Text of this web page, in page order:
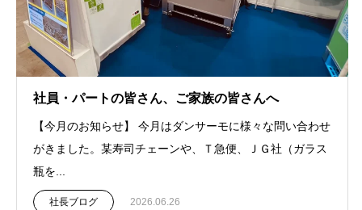
社員・パートの皆さん、ご家族の皆さんへ
【今月のお知らせ】 今月はダンサーモに様々な問い合わせ
がきました。某寿司チェーンや、Ｔ急便、ＪＧ社（ガラス
瓶を...
社長ブログ 2026.06.26